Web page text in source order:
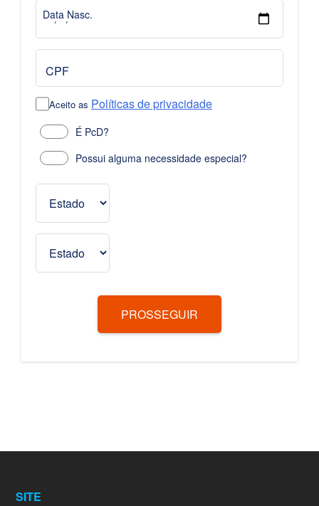
Data Nasc.
CPF
Aceito as Políticas de privacidade
É PcD?
Possui alguma necessidade especial?
PROSSEGUIR
SITE